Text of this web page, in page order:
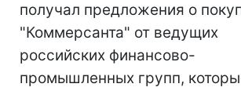
получал предложения о
"Коммерсанта" от ведущих
российских финансово-
промышленных групп,